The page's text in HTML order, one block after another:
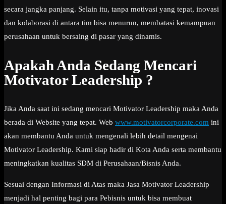
secara jangka panjang. Selain itu, tanpa motivasi yang tepat, inovasi
dan kolaborasi di antara tim bisa menurun, membatasi kemampuan
perusahaan untuk bersaing di pasar yang dinamis.
Apakah Anda Sedang Mencari
Motivator Leadership ?
Jika Anda saat ini sedang mencari Motivator Leadership maka Anda
berada di Website yang tepat. Web www.motivatorcorporate.com ini
akan membantu Anda untuk mengenali lebih detail mengenai
Motivator Leadership. Kami siap hadir di Kota Anda serta membantu
meningkatkan kualitas SDM di Perusahaan/Bisnis Anda.
Sesuai dengan Informasi di Atas maka Jasa Motivator Leadership
menjadi hal penting bagi para Pebisnis untuk bisa membuat